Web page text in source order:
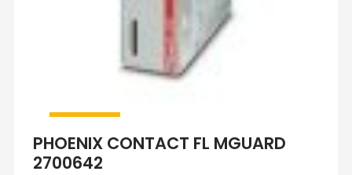
PHOENIX CONTACT FL MGUARD
2700642